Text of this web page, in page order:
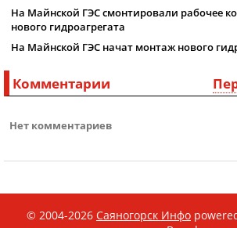
На Майнской ГЭС смонтировали рабочее
нового гидроагрегата
На Майнской ГЭС начат монтаж нового
Комментарии
Нет комментариев
© 2004-2026 Саяногорск Инфо